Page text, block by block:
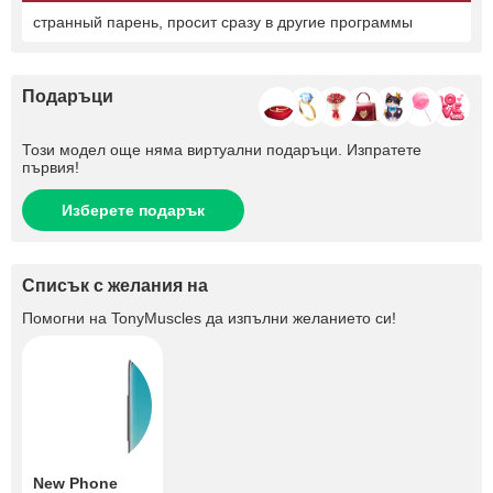
странный парень, просит сразу в другие программы
Подаръци
Този модел още няма виртуални подаръци. Изпратете
първия!
Изберете подарък
Списък с желания на
Помогни на TonyMuscles да изпълни желанието си!
New Phone